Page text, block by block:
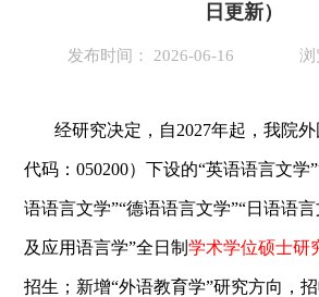
日更新）
发布时间： 2026-06-16 浏
经研究决定，自2027年起，我院
代码：050200）下设的“英语语言文学
语语言文学”“德语语言文学”“日语语
及应用语言学”全日制学术学位硕士研
招生；新增“外语教育学”研究方向，